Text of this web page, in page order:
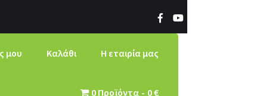
μου Καλάθι Η εταιρία μας
0 Προϊόντα 0 €